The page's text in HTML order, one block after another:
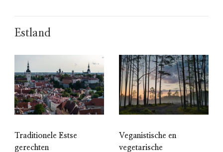
Estland
Traditionele Estse
gerechten
Veganistische en
vegetarische